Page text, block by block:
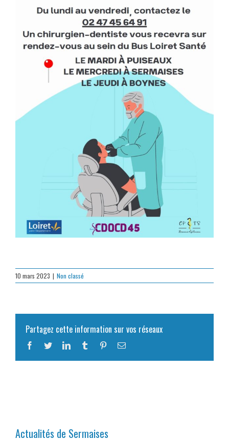
10 mars 2023 | Non classé
Partagez cette information sur vos réseaux
Facebook
TwitterLinkedInTumblr PinterestEmail
Actualités de Sermaises